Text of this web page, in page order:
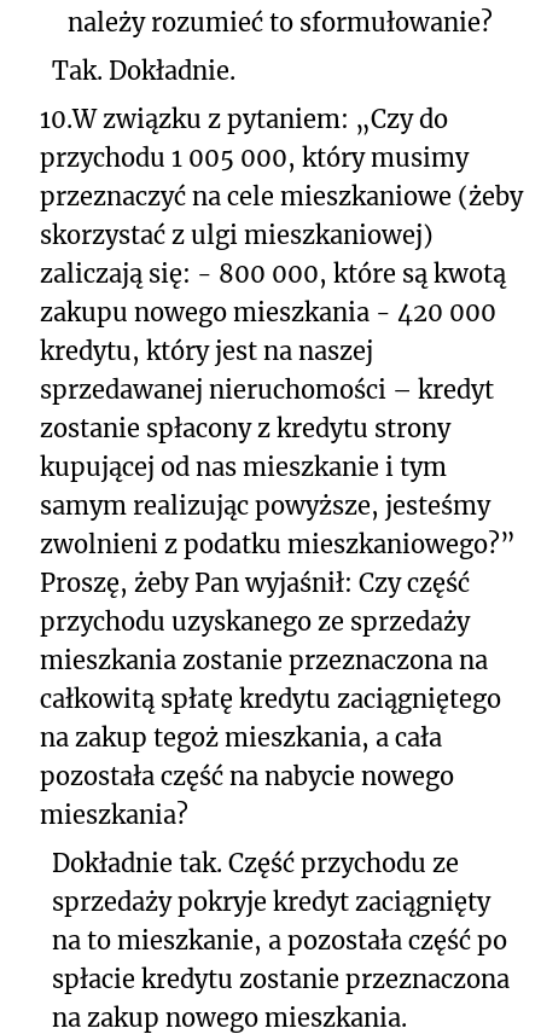
należy rozumieć to sformułowanie?
Tak. Dokładnie.
10.W związku z pytaniem: „Czy do
przychodu 1 005 000, który musimy
przeznaczyć na cele mieszkaniowe (żeby
skorzystać z ulgi mieszkaniowej)
zaliczają się: - 800 000, które są kwotą
zakupu nowego mieszkania - 420 000
kredytu, który jest na naszej
sprzedawanej nieruchomości – kredyt
zostanie spłacony z kredytu strony
kupującej od nas mieszkanie i tym
samym realizując powyższe, jesteśmy
zwolnieni z podatku mieszkaniowego?”
Proszę, żeby Pan wyjaśnił: Czy część
przychodu uzyskanego ze sprzedaży
mieszkania zostanie przeznaczona na
całkowitą spłatę kredytu zaciągniętego
na zakup tegoż mieszkania, a cała
pozostała część na nabycie nowego
mieszkania?
Dokładnie tak. Część przychodu ze
sprzedaży pokryje kredyt zaciągnięty
na to mieszkanie, a pozostała część po
spłacie kredytu zostanie przeznaczona
na zakup nowego mieszkania.